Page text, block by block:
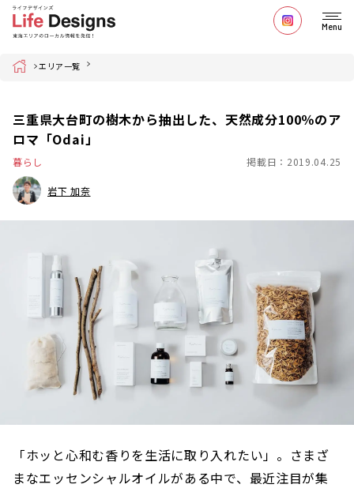
Menu
Home エリア一覧
三重県大台町の樹木から抽出した、天然成分100％のア
ロマ「Odai」
暮らし 掲載日：2019.04.25
岩下 加奈
「ホッと心和む香りを生活に取り入れたい」。さまざ
まなエッセンシャルオイルがある中で、最近注目が集